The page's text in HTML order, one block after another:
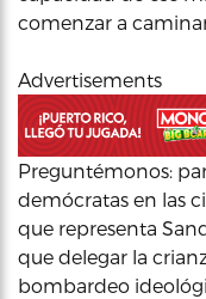
comenzar a
Advertisements
Preguntémonos:
demócratas en las
que representa
que delegar la
bombardeo